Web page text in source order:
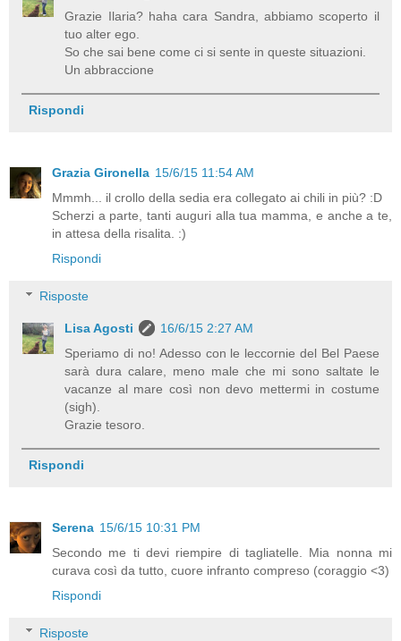
Grazie Ilaria? haha cara Sandra, abbiamo scoperto il
tuo alter ego.
So che sai bene come ci si sente in queste situazioni.
Un abbraccione
Rispondi
Grazia Gironella 15/6/15 11:54 AM
Mmmh... il crollo della sedia era collegato ai chili in più? :D
Scherzi a parte, tanti auguri alla tua mamma, e anche a te,
in attesa della risalita. :)
Rispondi
Risposte
Lisa Agosti
16/6/15 2:27 AM
Speriamo di no! Adesso con le leccornie del Bel Paese
sarà dura calare, meno male che mi sono saltate le
vacanze al mare così non devo mettermi in costume
(sigh).
Grazie tesoro.
Rispondi
Serena 15/6/15 10:31 PM
Secondo me ti devi riempire di tagliatelle. Mia nonna mi
curava così da tutto, cuore infranto compreso (coraggio <3)
Rispondi
Risposte